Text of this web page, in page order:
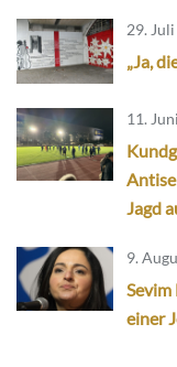
29.
„Ja,
11.
Jagd
9.
einer